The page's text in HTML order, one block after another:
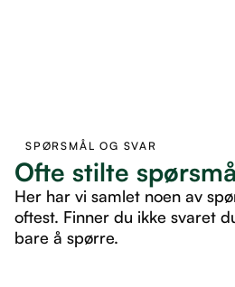
SPØRSMÅL OG SVAR
Ofte stilte
Her har vi samlet noen av
oftest. Finner du ikke svaret
bare å spørre.